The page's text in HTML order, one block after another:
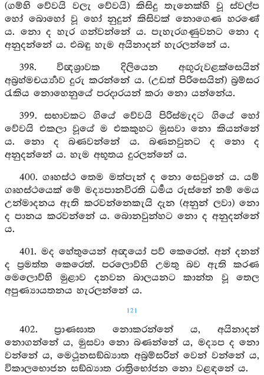
(ගම්හි වේවයි වලැ වේවයි) කිසිදු තැනෙක්හි වූ ස්වල්ප
හෝ බොහෝ වූ හෝ නුදුන් කිසිවක් නොගෙණ හරණේ
ය. නො ද හැර ගන්වන්නේ ය. පැහැරගණුවනට නො ද
අනුදන්නේ ය. එබඳු හැම අයිනාදන් හැරලන්නේ ය.
398. විඥශ්‍රාවක දිලියෙන අඟුරුවළක්සෙයින්
අබ්‍රහ්මචර්‍ය්‍යාව දුරු කරන්නේ ය. (උඩත් පිරිසෙයින්) බ්‍රම්සර
රැකිය නොහෙනුයේ පරදාරයන් කරා නො යන්නේය.
399. සභාවකට ගියේ වේවයි පිරිස්මැදට ගියේ හෝ
වේවයි එකලා වූයේ ම එකකුහට මුසවා නො කියන්නේ
ය. නො ද බණවන්නේ ය. බණනවුනට ද නො ද
අනුදන්නේ ය. හැම අභූතය දුරලන්නේ ය.
400. ගෘහස්ථ තෙම මත්පැන් ද නො සෙවුනේ ය. යම්
ගෘහස්ථයෙක් මේ මද්‍යපානවිරති ධර්‍මය රුස්නේ නම් මෙය
උන්මාදනය ඇති කරවන්නෙකැයි දැන (අනුන් ලවා) නො
ද පානය කරවන්නේ ය. බොනවුන්හට නො ද අනුදන්නේ
ය.
401. මද හේතුයෙන් අඥයෝ පව් කෙරෙත්. අන් දනන්
ද ප්‍රමත්ත කෙරෙත්. පරලොව්හි උමතු බව ඇති කරණ
මෙලොව්හි මුළාව දනවන බාලයනට කාන්ත වූ තෙල
අපුණ්‍යායතනය හැරලන්නේ ය.
121
402. ප්‍රාණඝාත නොකරන්නේ ය, අයිනාදන්
නොගන්නේ ය, මුසවා නො බණන්නේ ය, මද්‍යප ද නො
වන්නේ ය, මෙථූනසඞ්ඛ්‍යාත අබ්‍රම්සරින් වෙන් වන්නේ ය,
විකාලභොජන සඞ්ඛ්‍යාත රාත්‍රිභෝජන නො වළඳනේ ය.